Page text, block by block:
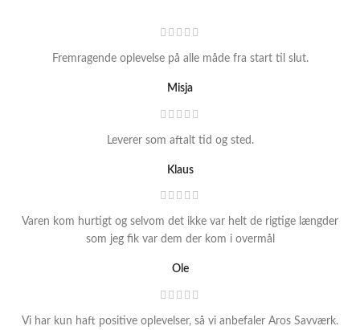
Fremragende oplevelse på alle måde fra start til slut.
Misja
Leverer som aftalt tid og sted.
Klaus
Varen kom hurtigt og selvom det ikke var helt de rigtige længder
som jeg fik var dem der kom i overmål
Ole
Vi har kun haft positive oplevelser, så vi anbefaler Aros Savværk.